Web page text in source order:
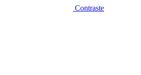
Contraste